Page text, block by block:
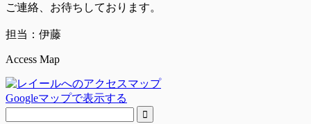
ご連絡、お待ちしております。
担当：伊藤
Access Map
Googleマップで表示する